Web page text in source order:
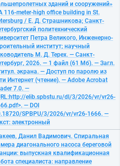
зданий и сооружений»
116-meter-high office building in St.
/ Е. Д. Страшникова; Санкт-
политехнический
Петра Великого, Инженерно-
институт; научный
М. Д. Терех. — Санкт-
2026. — 1 файл (61 Мб). — Загл.
экрана. — Доступ по паролю из
Интернет (чтение). — Adobe Acrobat
7.0. —
elib.spbstu.ru/dl/3/2026/vr/vr26-
— DOI
SPBPU/3/2026/vr/vr26-1666. —
электронный
Данил Вадимович. Спиральная
диагонального насоса береговой
выпускная квалификационная
специалиста: направление